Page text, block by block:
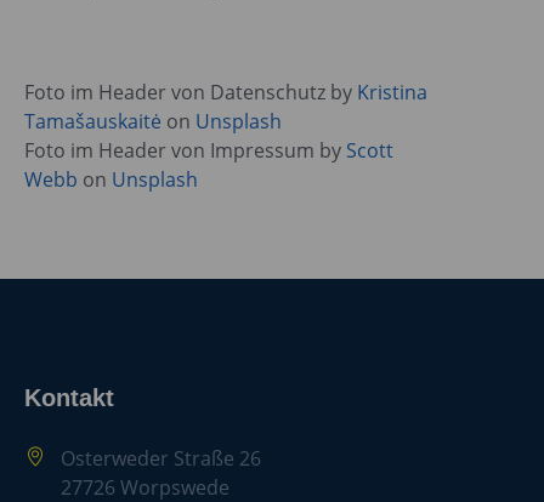
Foto im Header von Datenschutz by Kristina
Tamašauskaitė on Unsplash
Foto im Header von Impressum by Scott
Webb on Unsplash
Kontakt
Osterweder Straße 26
27726 Worpswede